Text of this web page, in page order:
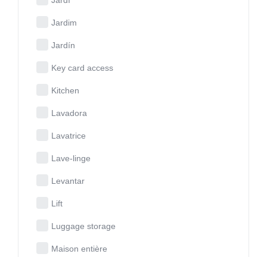
Jardim
Jardín
Key card access
Kitchen
Lavadora
Lavatrice
Lave-linge
Levantar
Lift
Luggage storage
Maison entière